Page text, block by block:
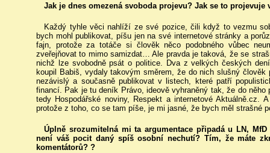
Jak je dnes omezená svoboda projevu? Jak se to projevuje
Každý tyhle věci nahlíží ze své pozice, čili když to vezmu
bych mohl publikovat, píšu jen na své internetové stránky a
fajn, protože za totáče si člověk něco podobného vůbec
zveřejňovat to mimo samizdat… Ale pravda je taková, že se
nichž lze svobodně psát o politice. Dva z velkých českých
koupil Babiš, vydaly takovým směrem, že do nich slušný
nezávislý a současně publikovat v listech, které patří
financí. Pak je tu deník Právo, ideově vyhraněný tak, že do něho
tedy Hospodářské noviny, Respekt a internetové
protože z toho, co se tam píše, je mi jasné, že bych měl strašné
Úplně srozumitelná mi ta argumentace připadá u LN,
není váš pocit daný spíš osobní nechutí? Tím, že máte
komentátorů? ?